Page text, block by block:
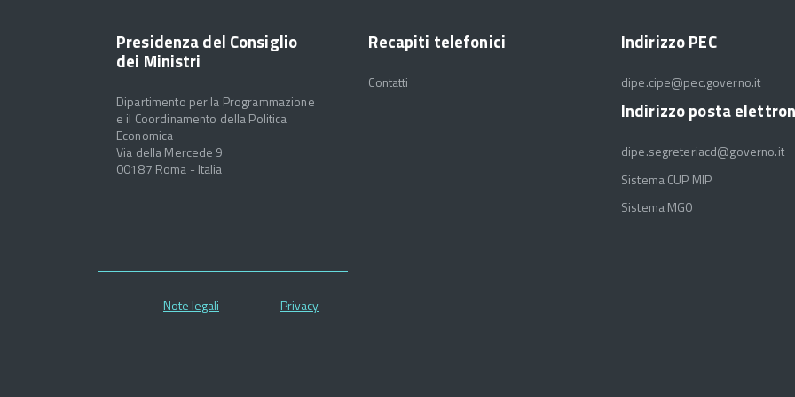
Presidenza del Consiglio
dei Ministri
Dipartimento per la Programmazione
e il Coordinamento della Politica
Economica
Via della Mercede 9
00187 Roma - Italia
Recapiti telefonici
Contatti
Indirizzo PEC
dipe.cipe@pec.governo.it
Indirizzo posta
dipe.segreteriacd@governo.it
Sistema CUP MIP
Sistema MGO
Note legali Privacy